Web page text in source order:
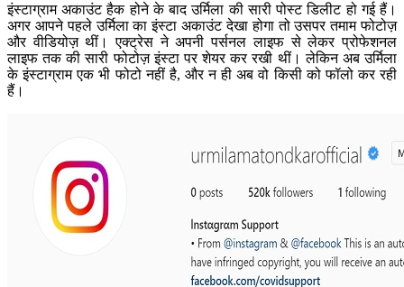
इंस्टाग्राम अकाउंट हैक होने के बाद उर्मिला की सारी पोस्ट डिलीट हो गई हैं।
अगर आपने पहले उर्मिला का इंस्टा अकाउंट देखा होगा तो उसपर तमाम फोटोज़
और वीडियोज़ थीं। एक्ट्रेस ने अपनी पर्सनल लाइफ से लेकर प्रोफेशनल
लाइफ तक की सारी फोटोज़ इंस्टा पर शेयर कर रखी थीं। लेकिन अब उर्मिला
के इंस्टाग्राम एक भी फोटो नहीं है, और न ही अब वो किसी को फॉलो कर रही
हैं।